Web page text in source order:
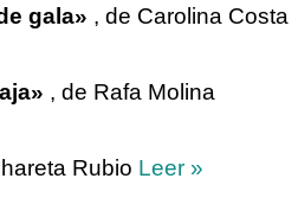
gala» , de Carolina Costa
, de Rafa Molina
Rubio Leer »